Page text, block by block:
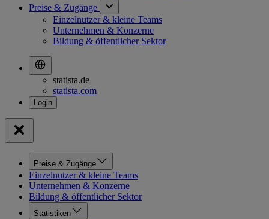
Preise & Zugänge
Einzelnutzer & kleine Teams
Unternehmen & Konzerne
Bildung & öffentlicher Sektor
statista.de
statista.com
Preise & Zugänge
Einzelnutzer & kleine Teams
Unternehmen & Konzerne
Bildung & öffentlicher Sektor
Statistiken